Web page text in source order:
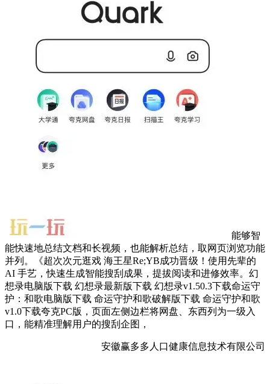
能够智
能快速地总结文档和长视频，也能解析总结，取网页浏览功能
并列。《超次次元逛戏 海王星Re;YB成功晋级！使用先辈的
AI 手艺，快速生成智能搜刮成果，提拔阅读和进修效率。幻
想录电脑版下载 幻想录最新版下载 幻想录v1.50.3下载命运守
护：和歌电脑版下载 命运守护和歌破解版下载 命运守护和歌
v1.0下载夸克PC版，页面左侧边栏将网盘、东西列为一级入
口，能精准理解用户的搜刮企图，
安徽赢多多人口健康信息技术有限公司